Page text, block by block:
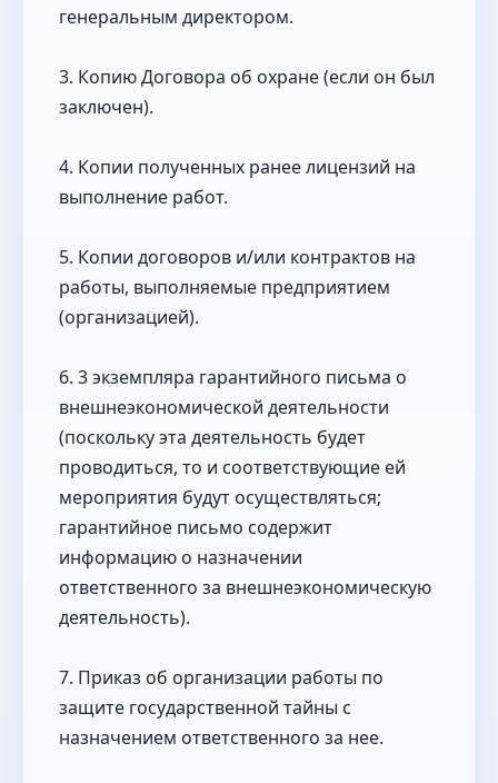
генеральным директором.
3. Копию Договора об охране (если он был
заключен).
4. Копии полученных ранее лицензий на
выполнение работ.
5. Копии договоров и/или контрактов на
работы, выполняемые предприятием
(организацией).
6. 3 экземпляра гарантийного письма о
внешнеэкономической деятельности
(поскольку эта деятельность будет
проводиться, то и соответствующие ей
мероприятия будут осуществляться;
гарантийное письмо содержит
информацию о назначении
ответственного за внешнеэкономическую
деятельность).
7. Приказ об организации работы по
защите государственной тайны с
назначением ответственного за нее.